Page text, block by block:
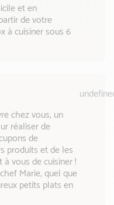
et en
de votre
à cuisiner sous 6
chez vous, un
réaliser de
de
produits et de les
à vous de cuisiner !
Marie, quel que
petits plats en